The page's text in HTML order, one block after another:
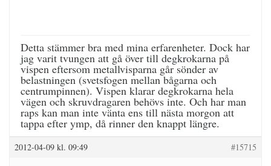
Detta stämmer bra med mina erfarenheter. Dock har
jag varit tvungen att gå över till degkrokarna på
vispen eftersom metallvisparna går sönder av
belastningen (svetsfogen mellan bågarna och
centrumpinnen). Vispen klarar degkrokarna hela
vägen och skruvdragaren behövs inte. Och har man
raps kan man inte vänta ens till nästa morgon att
tappa efter ymp, då rinner den knappt längre.
2012-04-09 kl. 09:49 #15715